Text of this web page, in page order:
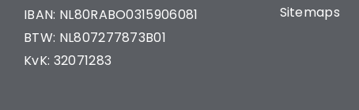
IBAN: NL80RABO0315906081
BTW: NL807277873B01
KvK: 32071283
Sitemaps